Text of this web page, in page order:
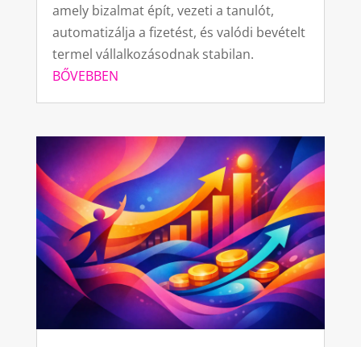
amely bizalmat épít, vezeti a tanulót,
automatizálja a fizetést, és valódi bevételt
termel vállalkozásodnak stabilan.
BŐVEBBEN